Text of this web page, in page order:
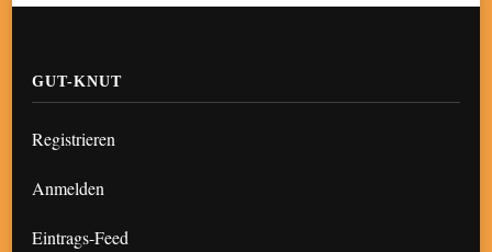
GUT-KNUT
Registrieren
Anmelden
Eintrags-Feed